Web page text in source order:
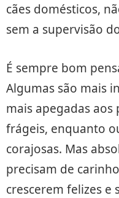
cães domésticos,
sem a supervisão
É sempre bom
Algumas são mais
mais apegadas aos
frágeis, enquanto
corajosas. Mas
precisam de
crescerem felizes e